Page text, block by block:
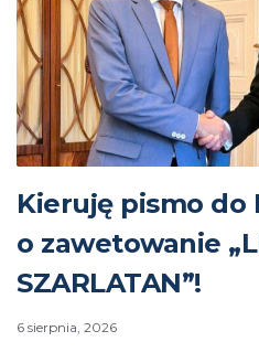
Kieruję pismo do
o zawetowanie
SZARLATAN”!
6 sierpnia, 2026